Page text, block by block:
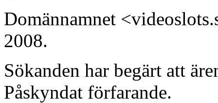
Domännamnet
2008.
Sökanden har begärt att
Påskyndat förfarande.